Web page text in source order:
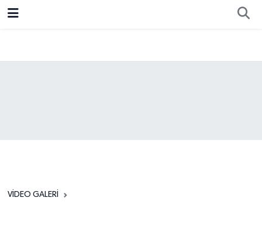
VIDEO GALERI